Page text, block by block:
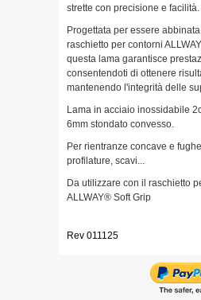
strette con precisione e facilità.
Progettata per essere
raschietto per contorni
questa lama garantisce
consentendoti di ottenere
mantenendo l'integrità delle
Lama in acciaio inossidabile
6mm stondato convesso.
Per rientranze concave e
profilature, scavi...
Da utilizzare con il raschietto
ALLWAY® Soft Grip
Rev 011125